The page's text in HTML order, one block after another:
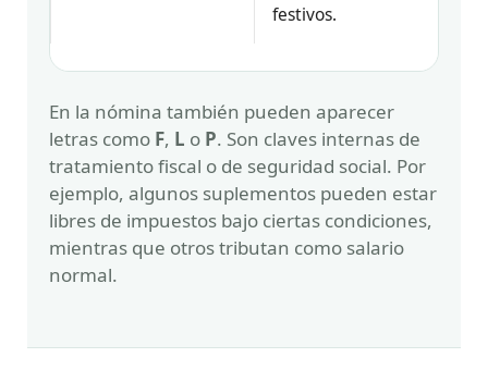
festivos.
En la nómina también pueden aparecer
letras como F, L o P. Son claves internas de
tratamiento fiscal o de seguridad social. Por
ejemplo, algunos suplementos pueden estar
libres de impuestos bajo ciertas condiciones,
mientras que otros tributan como salario
normal.